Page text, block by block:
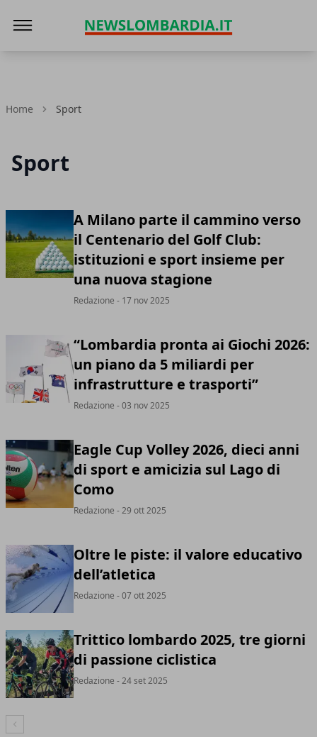
Home Sport
Sport
A Milano parte il cammino verso
il Centenario del Golf Club:
istituzioni e sport insieme per
una nuova stagione
Redazione - 17 nov 2025
“Lombardia pronta ai Giochi 2026:
un piano da 5 miliardi per
infrastrutture e trasporti”
Redazione - 03 nov 2025
Eagle Cup Volley 2026, dieci anni
di sport e amicizia sul Lago di
Como
Redazione - 29 ott 2025
Oltre le piste: il valore educativo
dell’atletica
Redazione - 07 ott 2025
Trittico lombardo 2025, tre giorni
di passione ciclistica
Redazione - 24 set 2025
Articolo Precedente